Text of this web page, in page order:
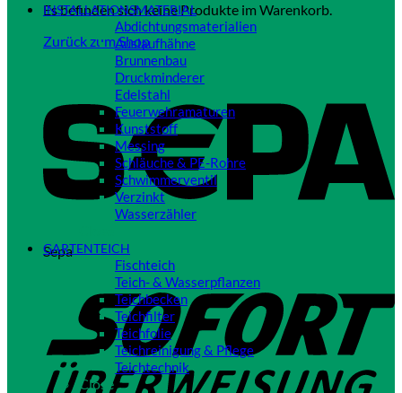
Es befinden sich keine Produkte im Warenkorb.
Zurück zum Shop
Sepa
INSTALLATIONSMATERIAL
Abdichtungsmaterialien
Auslaufhähne
Brunnenbau
Druckminderer
Edelstahl
Feuerwehramaturen
Kunststoff
Messing
Schläuche & PE-Rohre
Schwimmerventil
Verzinkt
Wasserzähler
GARTENTEICH
Fischteich
Teich- & Wasserpflanzen
Teichbecken
Teichfilter
Teichfolie
Teichreinigung & Pflege
Teichtechnik
Close